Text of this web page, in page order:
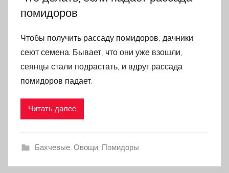
помидоров
Чтобы получить рассаду помидоров, дачники
сеют семена. Бывает, что они уже взошли,
сеянцы стали подрастать, и вдруг рассада
помидоров падает.
Читать далее
Бахчевые, Овощи, Помидоры